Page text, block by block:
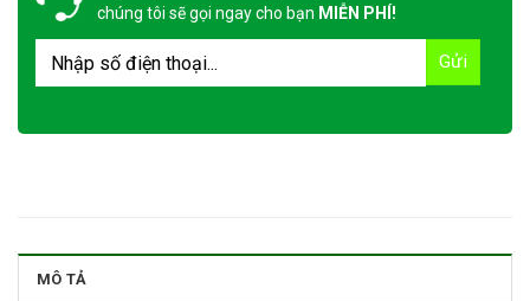
chúng tôi sẽ gọi ngay cho bạn MIỄN PHÍ!
MÔ TẢ